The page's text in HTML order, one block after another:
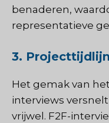
benaderen,
representatieve
3. Projecttijdlijn
Het gemak van
interviews
vrijwel. F2F-